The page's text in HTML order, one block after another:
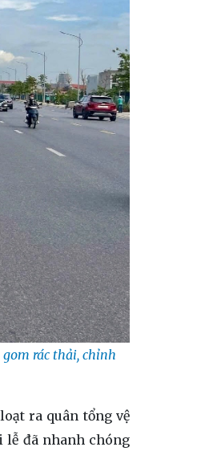
rác thải, chỉnh
ra quân tổng vệ
đã nhanh chóng